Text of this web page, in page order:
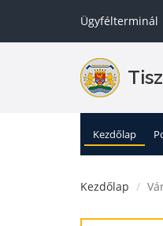
Ügyfélterminál
Kezdőlap
Kezdőlap